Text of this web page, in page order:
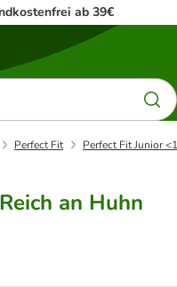
ab 39€
Perfect Fit Perfect Fit Junior
an Huhn